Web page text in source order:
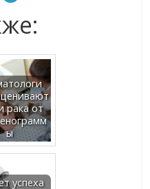
рака от
ы
успеха